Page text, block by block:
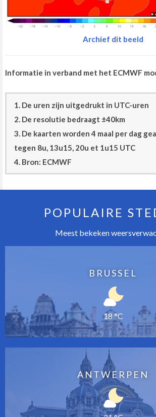
Archief dit beeld
Informatie in verband met het ECMWF
1. De uren zijn uitgedrukt in UTC-uren
2. De resolutie bedraagt ±40km
3. De kaarten worden 4 maal per dag
tegen 8u, 13u15, 20u et 1u15 UTC
4. Bron: ECMWF
POPULAIRE
Meest bekeken
BRUSSEL
18 °C
ANTWERPEN